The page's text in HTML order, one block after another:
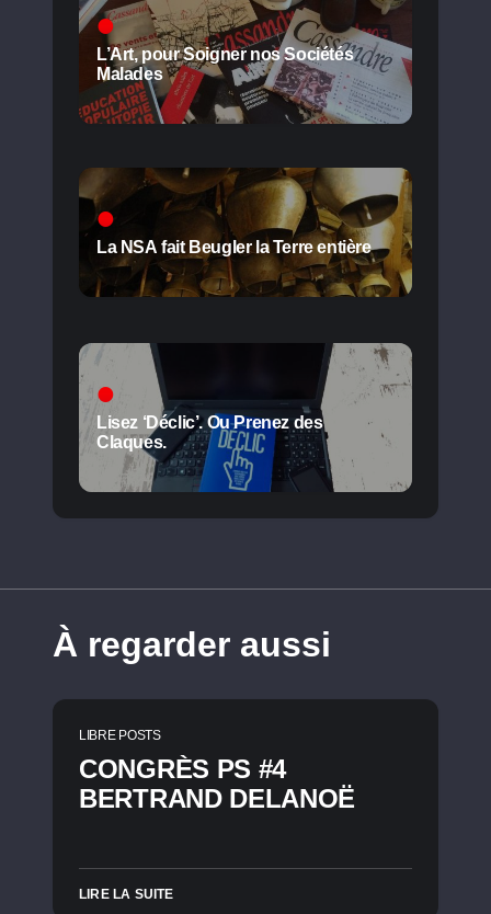
L’Art, pour Soigner nos Sociétés
Malades
La NSA fait Beugler la Terre entière
Lisez ‘Déclic’. Ou Prenez des
Claques.
À regarder aussi
LIBRE POSTS
CONGRÈS PS #4
BERTRAND DELANOË
LIRE LA SUITE